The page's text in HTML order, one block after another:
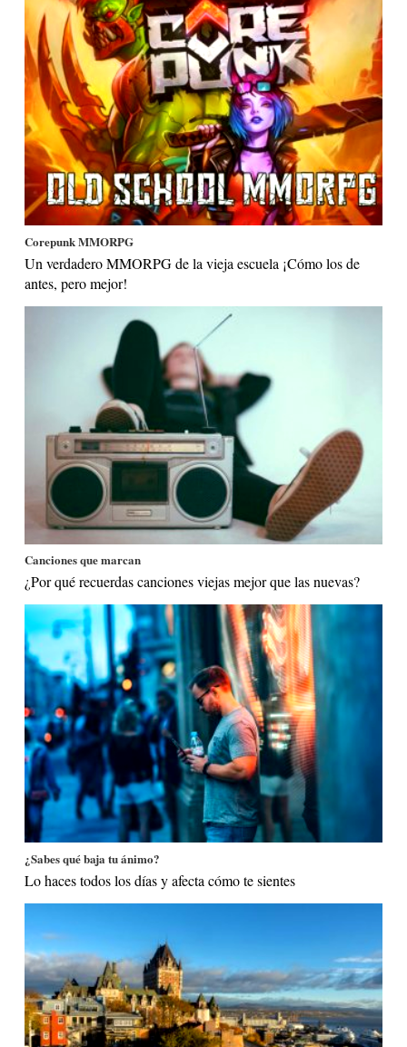
Corepunk MMORPG
Un verdadero MMORPG de la vieja escuela ¡Cómo los de
antes, pero mejor!
Canciones que marcan
¿Por qué recuerdas canciones viejas mejor que las nuevas?
¿Sabes qué baja tu ánimo?
Lo haces todos los días y afecta cómo te sientes